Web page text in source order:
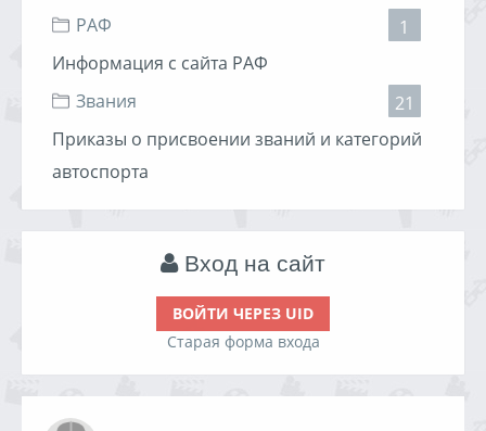
РАФ
1
Информация с сайта РАФ
Звания
21
Приказы о присвоении званий и категорий
автоспорта
Вход на сайт
ВОЙТИ ЧЕРЕЗ UID
Старая форма входа